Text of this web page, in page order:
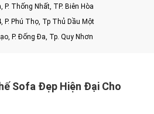
P. Thống Nhất, TP. Biên Hòa
Phú Thọ, Tp Thủ Dầu Một
P. Đống Đa, Tp. Quy Nhơn
Sofa Đẹp Hiện Đại Cho